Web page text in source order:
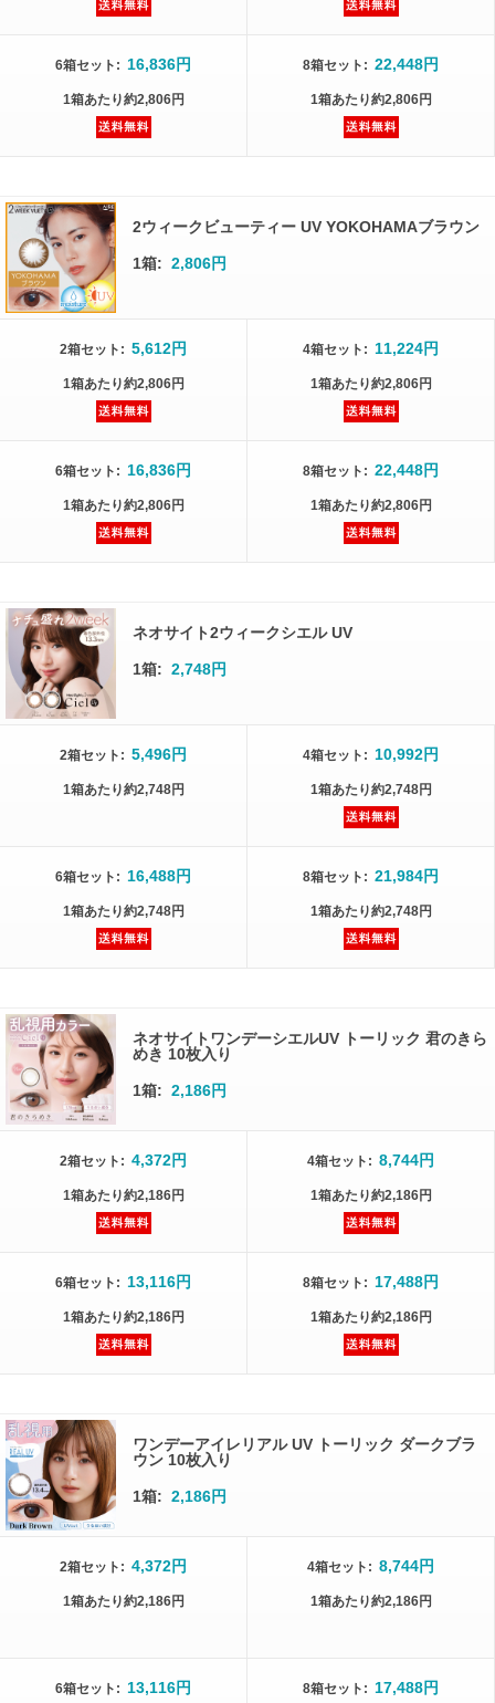
6箱セット : 16,836円
1箱あたり約2,806円
8箱セット : 22,448円
1箱あたり約2,806円
2ウィークビューティー UV YOKOHAMAブラウン
1箱: 2,806円
2箱セット : 5,612円
1箱あたり約2,806円
4箱セット : 11,224円
1箱あたり約2,806円
6箱セット : 16,836円
1箱あたり約2,806円
8箱セット : 22,448円
1箱あたり約2,806円
ネオサイト2ウィークシエル UV
1箱: 2,748円
2箱セット : 5,496円
1箱あたり約2,748円
4箱セット : 10,992円
1箱あたり約2,748円
6箱セット : 16,488円
1箱あたり約2,748円
8箱セット : 21,984円
1箱あたり約2,748円
ネオサイトワンデーシエルUV トーリック 君のきら
めき 10枚入り
1箱: 2,186円
2箱セット : 4,372円
1箱あたり約2,186円
4箱セット : 8,744円
1箱あたり約2,186円
6箱セット : 13,116円
1箱あたり約2,186円
8箱セット : 17,488円
1箱あたり約2,186円
ワンデーアイレリアル UV トーリック ダークブラ
ウン 10枚入り
1箱: 2,186円
2箱セット : 4,372円
1箱あたり約2,186円
4箱セット : 8,744円
1箱あたり約2,186円
6箱セット : 13,116円 8箱セット : 17,488円